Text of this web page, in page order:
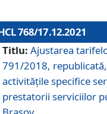
768/17.12.2021
Titlu: Ajustarea
791/2018,
activităţile specifice
prestatorii serviciilor